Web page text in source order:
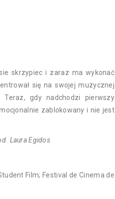
skrzypiec i zaraz ma wykonać
się na swojej muzycznej
Teraz, gdy nadchodzi pierwszy
zablokowany i nie jest
Laura Egidos
Film; Festival de Cinema de